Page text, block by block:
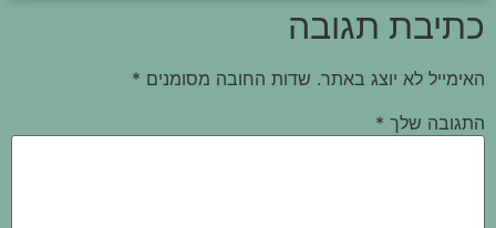
כתיבת תגובה
האימייל לא יוצג באתר. שדות החובה מסומנים *
התגובה שלך *